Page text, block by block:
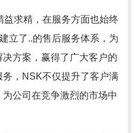
益求精，在服务方面也始终
立了..的售后服务体系，为
方案，赢得了广大客户的
，NSK不仅提升了客户满
公司在竞争激烈的市场中